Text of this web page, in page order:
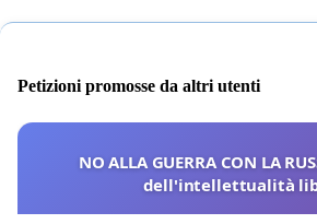
Petizioni promosse da altri utenti
NO ALLA GUERRA CON LA
dell'intellettualità